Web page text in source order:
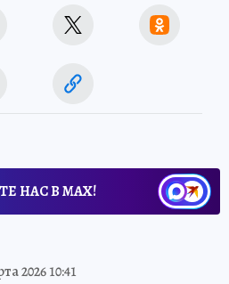
НАС В МАХ!
2026 10:41